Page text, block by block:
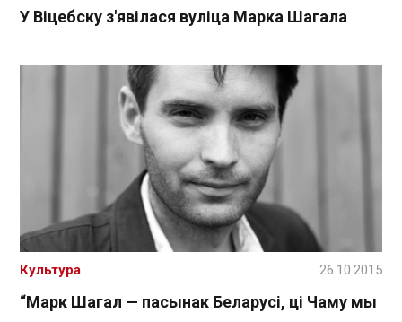
У Віцебску з'явілася вуліца Марка Шагала
“Марк Шагал — пасынак Беларусі, ці Чаму мы
Культура 26.10.2015